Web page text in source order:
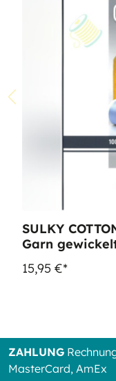
SULKY
Garn
15,95 €*
ZAHLUNG
MasterCard, AmEx